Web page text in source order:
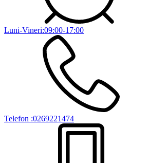
Luni-Vineri:09:00-17:00
Telefon :0269221474